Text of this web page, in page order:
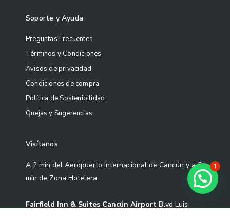
Soporte y Ayuda
Preguntas Frecuentes
Términos y Condiciones
Avisos de privacidad
Condiciones de compra
Política de Sostenibilidad
Quejas y Sugerencias
Visítanos
A 2 min del Aeropuerto Internacional de Cancún y a 5
min de Zona Hotelera
Fairfield Inn & Suites Cancún Airport Blvd Luis
1